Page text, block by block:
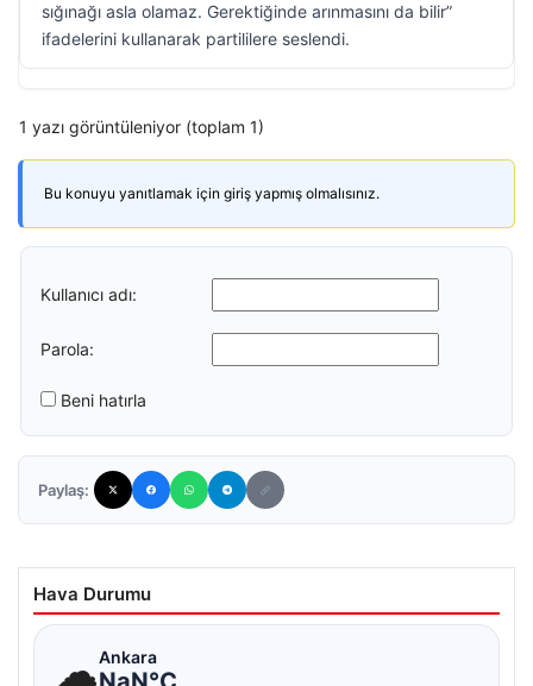
sığınağı asla olamaz. Gerektiğinde arınmasını da bilir”
ifadelerini kullanarak partililere seslendi.
1 yazı görüntüleniyor (toplam 1)
Bu konuyu yanıtlamak için giriş yapmış olmalısınız.
Kullanıcı adı:
Parola:
Beni hatırla
Paylaş:
Hava Durumu
☁Ankara